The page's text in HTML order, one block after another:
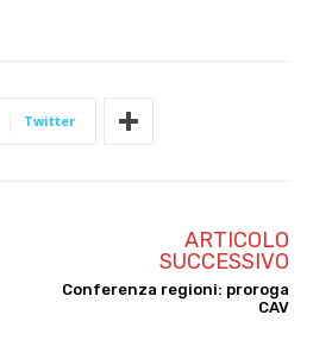
Twitter
ARTICOLO
SUCCESSIVO
Conferenza regioni: proroga
CAV